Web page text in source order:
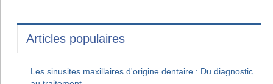
Articles populaires
Les sinusites maxillaires d'origine dentaire : Du diagnostic